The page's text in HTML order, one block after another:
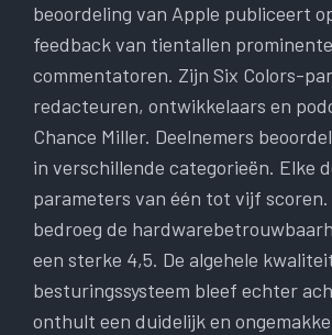
beoordeling van Apple publiceert
feedback van tientallen prominente
commentatoren. Zijn Six Colors-
redacteuren, ontwikkelaars en
Chance Miller. Deelnemers
in verschillende categorieën. Elke
parameters van één tot vijf
bedroeg de
een sterke 4,5. De algehele
besturingssysteem bleef echter
onthult een duidelijk en